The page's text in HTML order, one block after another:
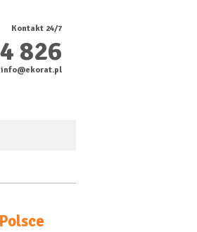
Kontakt 24/7
826
info@ekorat.pl